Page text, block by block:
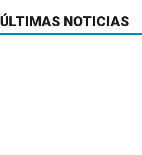
ÚLTIMAS NOTICIAS